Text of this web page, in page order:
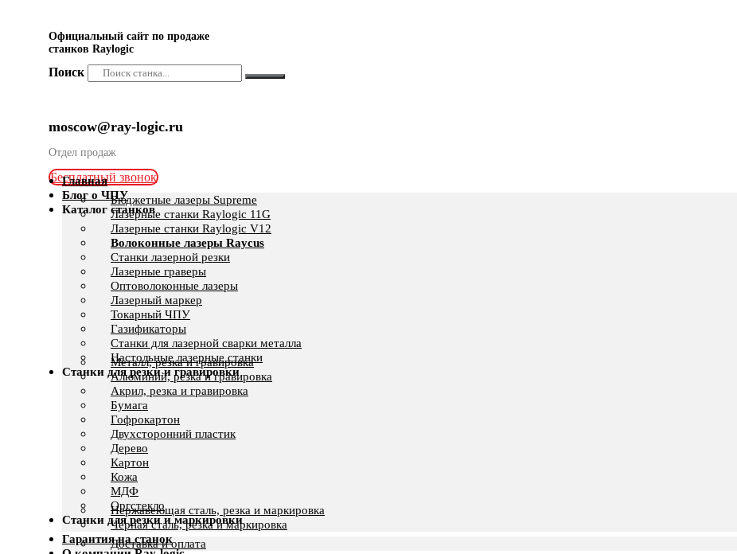
Официальный сайт по продаже
станков Raylogic
Поиск
moscow@ray-logic.ru
Отдел продаж
Бесплатный звонок
Главная
Блог о ЧПУ
Каталог станков
Бюджетные лазеры Supreme
Лазерные станки Raylogic 11G
Лазерные станки Raylogic V12
Волоконные лазеры Raycus
Станки лазерной резки
Лазерные граверы
Оптоволоконные лазеры
Лазерный маркер
Токарный ЧПУ
Газификаторы
Cтанки для лазерной сварки металла
Настольные лазерные станки
Станки для резки и гравировки
Металл, резка и гравировка
Алюминий, резка и гравировка
Акрил, резка и гравировка
Бумага
Гофрокартон
Двухсторонний пластик
Дерево
Картон
Кожа
МДФ
Оргстекло
Станки для резки и маркировки
Нержавеющая сталь, резка и маркировка
Черная сталь, резка и маркировка
Гарантия на станок
Доставка и оплата